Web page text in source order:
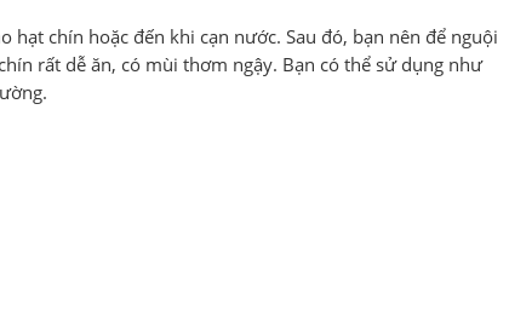
chín hoặc đến khi cạn nước. Sau đó, bạn nên để nguội
rất dễ ăn, có mùi thơm ngậy. Bạn có thể sử dụng như